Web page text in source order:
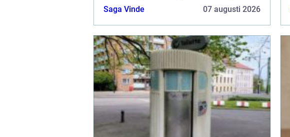
professionellt intryck. Oavsett om det
Saga Vinde 07 augusti 2026